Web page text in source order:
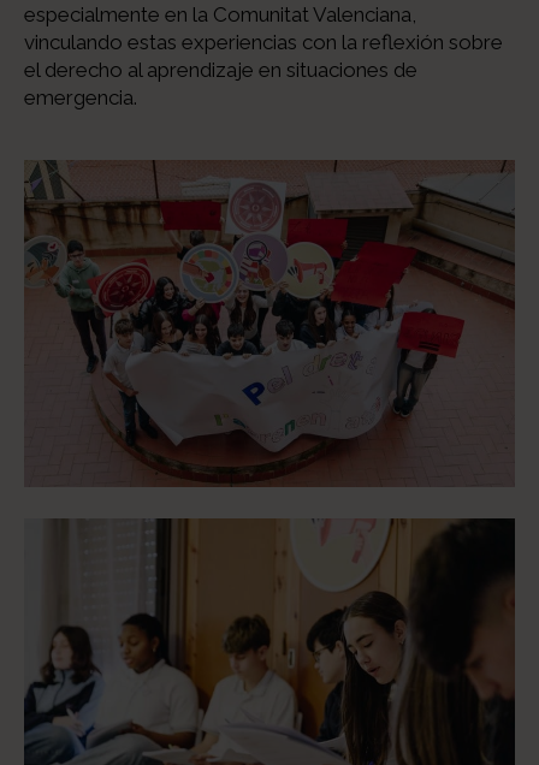
especialmente en la Comunitat Valenciana,
vinculando estas experiencias con la reflexión sobre
el derecho al aprendizaje en situaciones de
emergencia.